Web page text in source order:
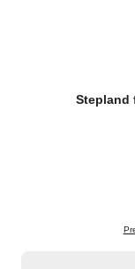
Stepland